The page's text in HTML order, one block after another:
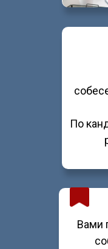
По
Вами